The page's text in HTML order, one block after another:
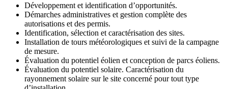
Développement et identification d’opportunités.
Démarches administratives et gestion complète des
autorisations et des permis.
Identification, sélection et caractérisation des sites.
Installation de tours météorologiques et suivi de la campagne
de mesure.
Évaluation du potentiel éolien et conception de parcs éoliens.
Évaluation du potentiel solaire. Caractérisation du
rayonnement solaire sur le site concerné pour tout type